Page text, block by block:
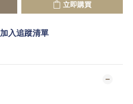
立即購買
加入追蹤清單